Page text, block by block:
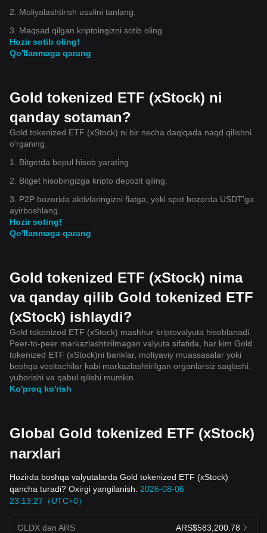
2. Moliyalashtirish usulini tanlang.
3. Maqsad qilgan kriptoingizni sotib oling.
Hozir sotib oling!
Qo'llanmaga qarang
Gold tokenized ETF (xStock) ni
qanday sotaman?
Gold tokenized ETF (xStock) ni bir necha daqiqada naqd qilishni
o'rganing.
1. Bitgetda bepul hisob yarating.
2. Bitget hisobingizga kripto depozit qiling.
3. P2P bozorida aktivlaringizni fiatga, yoki spot bozorda USDT'ga
ayirboshlang.
Hozir soting!
Qo'llanmaga qarang
Gold tokenized ETF (xStock) nima
va qanday qilib Gold tokenized ETF
(xStock) ishlaydi?
Gold tokenized ETF (xStock) mashhur kriptovalyuta hisoblanadi.
Peer-to-peer markazlashtirilmagan valyuta sifatida, har kim Gold
tokenized ETF (xStock)ni banklar, moliyaviy muassasalar yoki
boshqa vositachilar kabi markazlashtirilgan organlarsiz saqlashi,
yuborishi va qabul qilishi mumkin.
Ko'proq ko'rish
Global Gold tokenized ETF (xStock)
narxlari
Hozirda boshqa valyutalarda Gold tokenized ETF (xStock)
qancha turadi? Oxirgi yangilanish: 2026-08-06
23:13:27（UTC+0）
GLDX dan ARS ARS$583,200.78